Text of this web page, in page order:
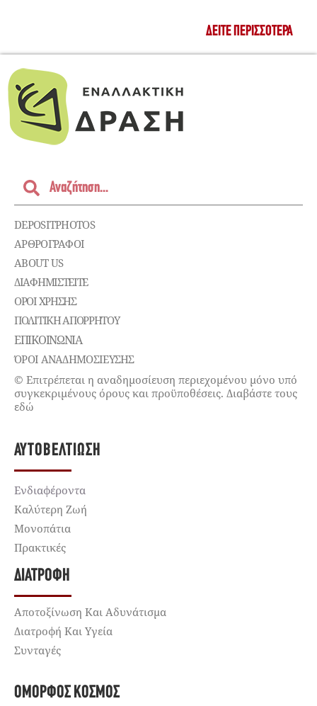
ΔΕΊΤΕ ΠΕΡΙΣΣΌΤΕΡΑ
DEPOSITPHOTOS
ΑΡΘΡΟΓΡΑΦΟΙ
ABOUT US
ΔΙΑΦΗΜΙΣΤΕΊΤΕ
ΌΡΟΙ ΧΡΉΣΗΣ
ΠΟΛΙΤΙΚΉ ΑΠΟΡΡΉΤΟΥ
ΕΠΙΚΟΙΝΩΝΊΑ
ΌΡΟΙ ΑΝΑΔΗΜΟΣΙΕΥΣΗΣ
© Επιτρέπεται η αναδημοσίευση περιεχομένου μόνο υπό
συγκεκριμένους όρους και προϋποθέσεις. Διαβάστε τους
εδώ
ΑΥΤΟΒΕΛΤΊΩΣΗ
Ενδιαφέροντα
Καλύτερη Ζωή
Μονοπάτια
Πρακτικές
ΔΙΑΤΡΟΦΉ
Αποτοξίνωση Και Αδυνάτισμα
Διατροφή Και Υγεία
Συνταγές
ΌΜΟΡΦΟΣ ΚΌΣΜΟΣ